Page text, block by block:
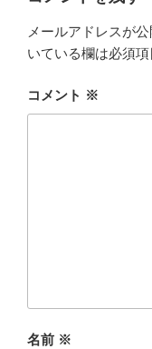
メールアドレスが
いている欄は必須
コメント ※
名前 ※